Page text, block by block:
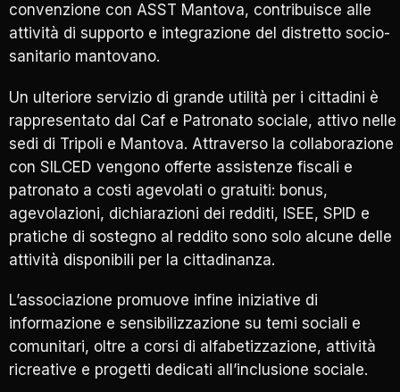
convenzione con ASST Mantova, contribuisce alle
attività di supporto e integrazione del distretto socio-
sanitario mantovano.
Un ulteriore servizio di grande utilità per i cittadini è
rappresentato dal Caf e Patronato sociale, attivo nelle
sedi di Tripoli e Mantova. Attraverso la collaborazione
con SILCED vengono offerte assistenze fiscali e
patronato a costi agevolati o gratuiti: bonus,
agevolazioni, dichiarazioni dei redditi, ISEE, SPID e
pratiche di sostegno al reddito sono solo alcune delle
attività disponibili per la cittadinanza.
L’associazione promuove infine iniziative di
informazione e sensibilizzazione su temi sociali e
comunitari, oltre a corsi di alfabetizzazione, attività
ricreative e progetti dedicati all’inclusione sociale.